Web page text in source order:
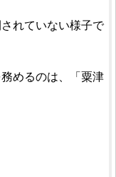
れていない様子で
めるのは、「粟津